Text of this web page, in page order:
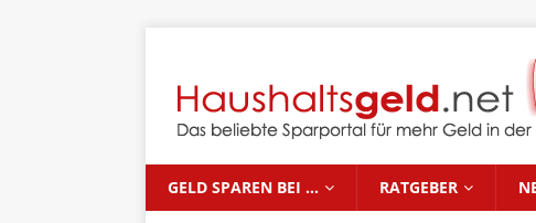
GELD SPAREN BEI … RATGEBER